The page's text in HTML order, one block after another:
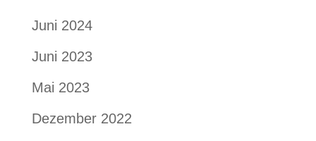
Juni 2024
Juni 2023
Mai 2023
Dezember 2022